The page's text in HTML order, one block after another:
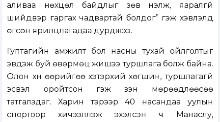
аливаа нөхцөл байдлыг зөв үнэлж, яаралгүй
шийдвэр гаргах чадвартай болдог” гэж хэвлэлд
өгсөн ярилцлагадаа дурджээ.
Гуптагийн амжилт бол насны тухай ойлголтыг
эвдэж буй өвөрмөц жишээ туршлага болж байна.
Олон хүн өөрийгөө хэтэрхий хөгшин, туршлагагүй
эсвэл оройтсон гэж үзэн мөрөөдлөөсөө
татгалздаг. Харин тэрээр 40 насандаа уулын
спортоор хичээллэж эхэлсэн ч Манаслу,